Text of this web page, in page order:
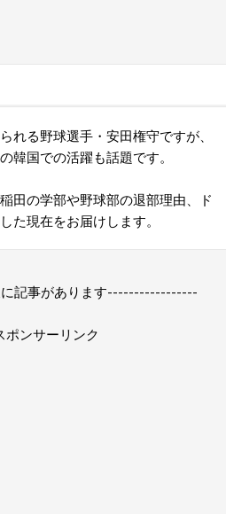
れる野球選手・安田権守ですが、
韓国での活躍も話題です。
田の学部や野球部の退部理由、ド
た現在をお届けします。
記事があります-----------------
ポンサーリンク